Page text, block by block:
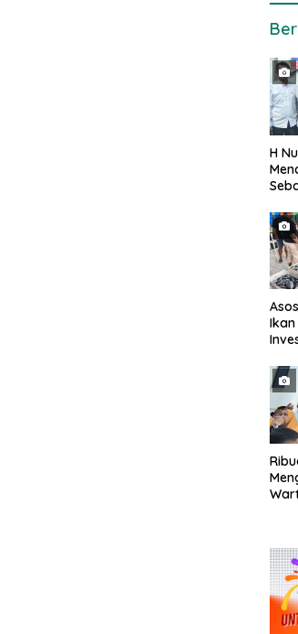
H
TPI